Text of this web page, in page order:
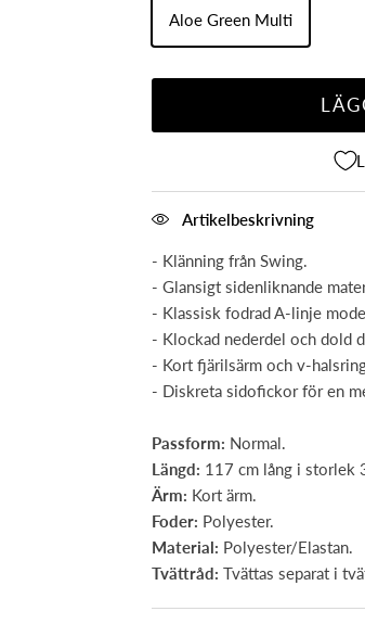
Aloe Green Multi
Artikelbeskrivning
- Klänning från Swing.
- Glansigt sidenliknande
- Klassisk fodrad A-linje
- Klockad nederdel och dold
- Kort fjärilsärm och v-
- Diskreta sidofickor för en
Passform: Normal.
Längd: 117 cm lång i storlek
Ärm: Kort ärm.
Foder: Polyester.
Material: Polyester/Elastan.
Tvättråd: Tvättas separat i